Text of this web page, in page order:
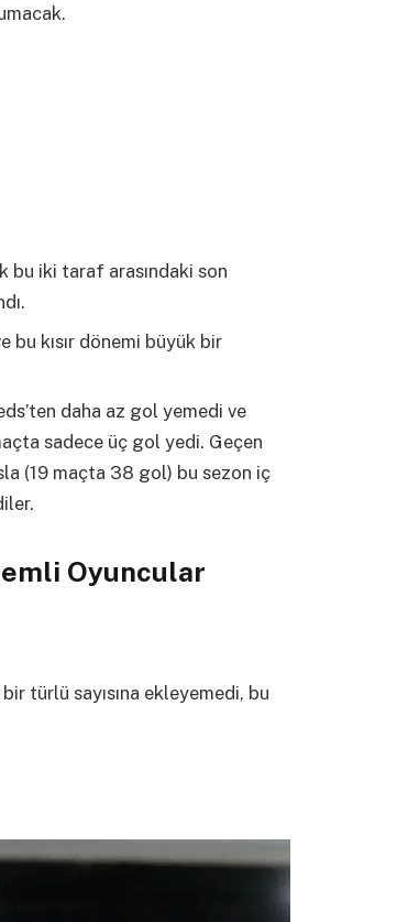
bu iki taraf arasındaki son
bu kısır dönemi büyük bir
daha az gol yemedi ve
sadece üç gol yedi. Geçen
(19 maçta 38 gol) bu sezon iç
Oyuncular
türlü sayısına ekleyemedi, bu